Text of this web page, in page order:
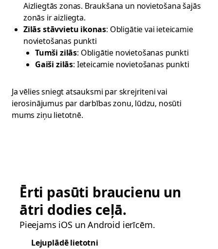
Aizliegtās zonas. Braukšana un novietošana šajās
zonās ir aizliegta.
Zilās stāvvietu ikonas: Obligātie vai ieteicamie
novietošanas punkti
Tumši zilās: Obligātie novietošanas punkti
Gaiši zilās: Ieteicamie novietošanas punkti
Ja vēlies sniegt atsauksmi par skrejriteni vai
ierosinājumus par darbības zonu, lūdzu, nosūti
mums ziņu lietotnē.
Ērti pasūti braucienu un
ātri dodies ceļā.
Pieejams iOS un Android ierīcēm.
Lejuplādē lietotni